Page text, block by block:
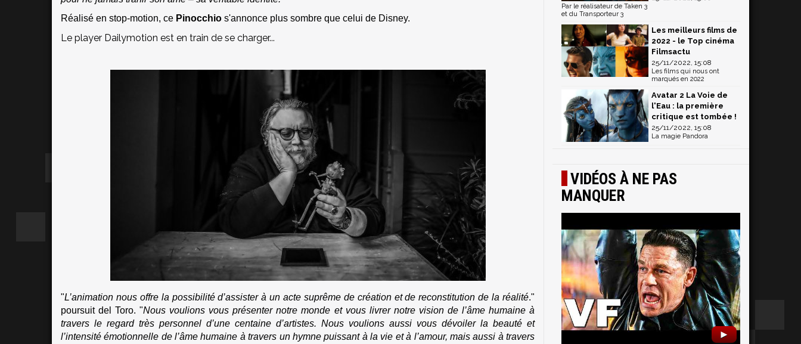
Réalisé en stop-motion, ce Pinocchio s'annonce plus sombre que celui de Disney.
Le player Dailymotion est en train de se charger...
"L’animation nous offre la possibilité d’assister à un acte suprême de création et de reconstitution de la réalité."
poursuit del Toro. "Nous voulions vous présenter notre monde et vous livrer notre vision de l’âme humaine à
travers le regard très personnel d’une centaine d’artistes. Nous voulions aussi vous dévoiler la beauté et
l’intensité émotionnelle de l’âme humaine à travers un hymne puissant à la vie et à l’amour, mais aussi à travers
Par le réalisateur de Taken 3
et du Transporteur 3
Les meilleurs films de
2022 - le Top cinéma
Filmsactu
25/11/2022, 15:08
Les films qui nous ont
marqués en 2022
Avatar 2 La Voie de
l'Eau : la première
critique est tombée !
25/11/2022, 15:08
La magie Pandora
VIDÉOS À NE PAS
MANQUER
►